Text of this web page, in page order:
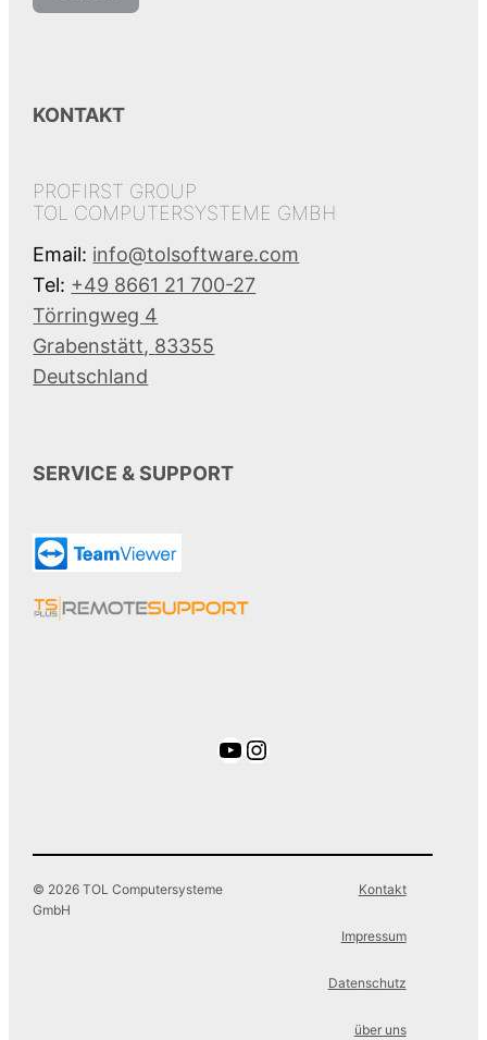
KONTAKT
PROFIRST GROUP
TOL COMPUTERSYSTEME GMBH
Email: info@tolsoftware.com
Tel: +49 8661 21 700-27
Törringweg 4
Grabenstätt, 83355
Deutschland
SERVICE & SUPPORT
YouTube
Instagram
© 2026 TOL Computersysteme
GmbH
Kontakt
Impressum
Datenschutz
über uns